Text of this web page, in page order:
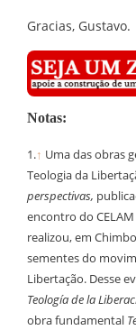
Gracias, Gustavo.
Notas:
1.↑ Uma das obras
Teologia da
perspectivas,
encontro do
realizou, em
sementes do
Libertação. Desse
Teología de la
obra fundamental